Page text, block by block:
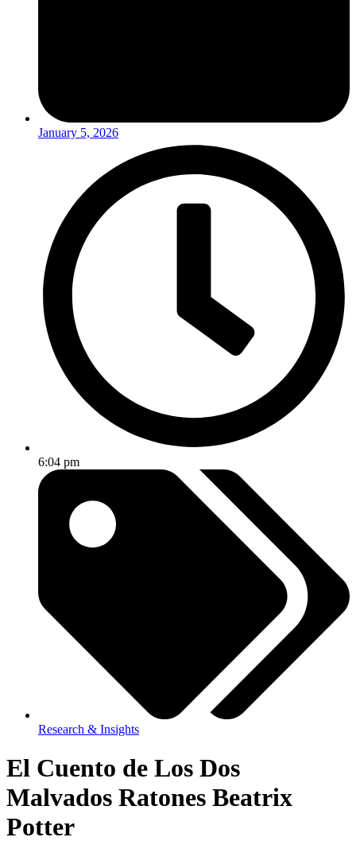
January 5, 2026
6:04 pm
Research & Insights
El Cuento de Los Dos
Malvados Ratones Beatrix
Potter